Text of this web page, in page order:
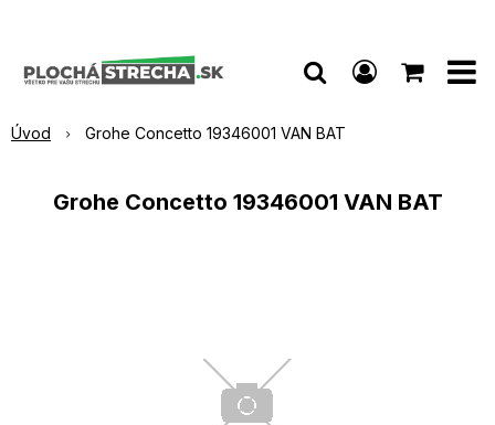
Úvod Grohe Concetto 19346001 VAN BAT
Grohe Concetto 19346001 VAN BAT